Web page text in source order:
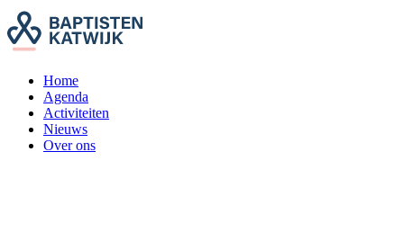
Home
Agenda
Activiteiten
Nieuws
Over ons